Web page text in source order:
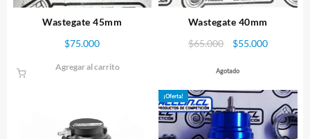
Wastegate 45mm
$75.000
Agregar al carrito
Wastegate 40mm
$65.000
El
original
$65.000.
$55.000El
$55.000.
Agotado
¡Oferta!